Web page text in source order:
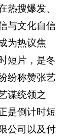
热搜爆发、
与文化自信
为热议焦
短片，是冬
纷称赞张艺
谋统领之
是倒计时短
公司以及付